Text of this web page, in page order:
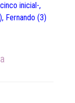
inicial-,
Fernando (3)